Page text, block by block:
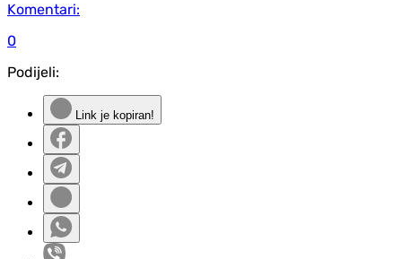
Komentari:
0
Podijeli:
Link je kopiran!